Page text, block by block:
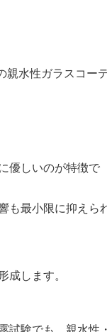
親水性ガラスコー
しいのが特徴で
最小限に抑えら
します。
験でも、親水性・